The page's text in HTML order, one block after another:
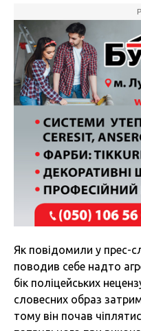
Як повідомили у прес-
поводив себе надто
бік поліцейських
словесних образ
тому він почав